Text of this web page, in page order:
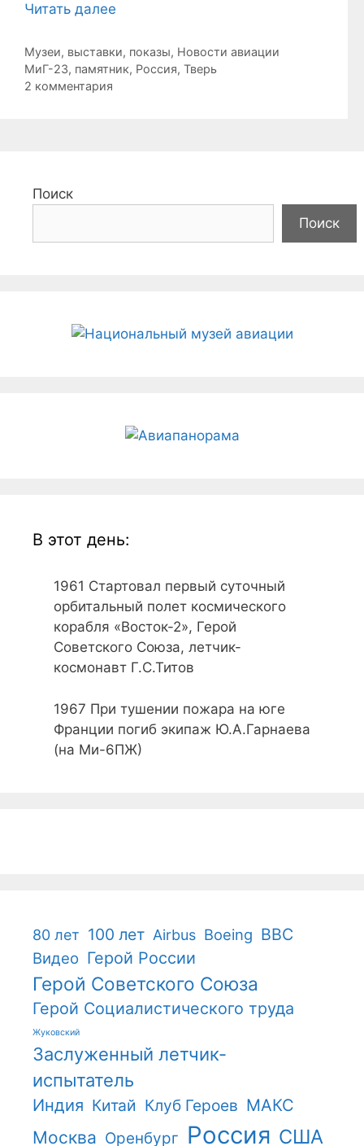
Читать далее
Рубрики
Музеи, выставки, показы, Новости авиации
Метки
МиГ-23, памятник, Россия, Тверь
2 комментария
Поиск
Поиск
В этот день:
1961 Стартовал первый суточный
орбитальный полет космического
корабля «Восток-2», Герой
Советского Союза, летчик-
космонавт Г.С.Титов
1967 При тушении пожара на юге
Франции погиб экипаж Ю.А.Гарнаева
(на Ми-6ПЖ)
80 лет 100 лет Airbus Boeing ВВС
Видео Герой России
Герой Советского Союза
Герой Социалистического труда
Жуковский
Заслуженный летчик-
испытатель
Индия Китай Клуб Героев МАКС
Москва Оренбург Россия США